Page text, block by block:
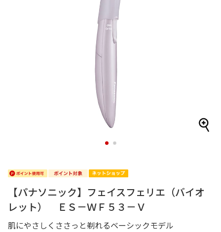
1 2
【パナソニック】フェイスフェリエ（バイオ
レット） ＥＳ－ＷＦ５３－Ｖ
肌にやさしくささっと剃れるベーシックモデル